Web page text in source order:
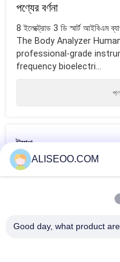
পণ্যের বর্ণনা
8 ইলেক্ট্রোড 3 ডি স্মার্ট আইবিএম
The Body Analyzer
professional-grade
frequency bioelectri...
ট্যাগ
ALISEOO.COM
Good day, what product